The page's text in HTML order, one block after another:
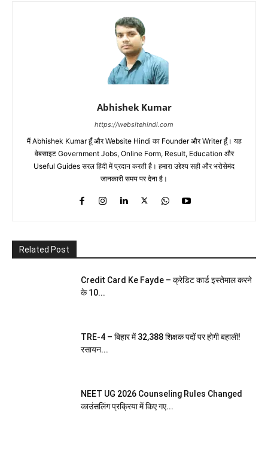
Abhishek Kumar
https://websitehindi.com
मैं Abhishek Kumar हूँ और Website Hindi का Founder और Writer हूँ। यह
वेबसाइट Government Jobs, Online Form, Result, Education और
Useful Guides सरल हिंदी में प्रदान करती है। हमारा उद्देश्य सही और भरोसेमंद
जानकारी समय पर देना है।
Related Post
Credit Card Ke Fayde – क्रेडिट कार्ड इस्तेमाल करने
के 10...
TRE-4 – बिहार में 32,388 शिक्षक पदों पर होगी बहाली!
रसायन...
NEET UG 2026 Counseling Rules Changed
काउंसलिंग प्रक्रिया में किए गए...